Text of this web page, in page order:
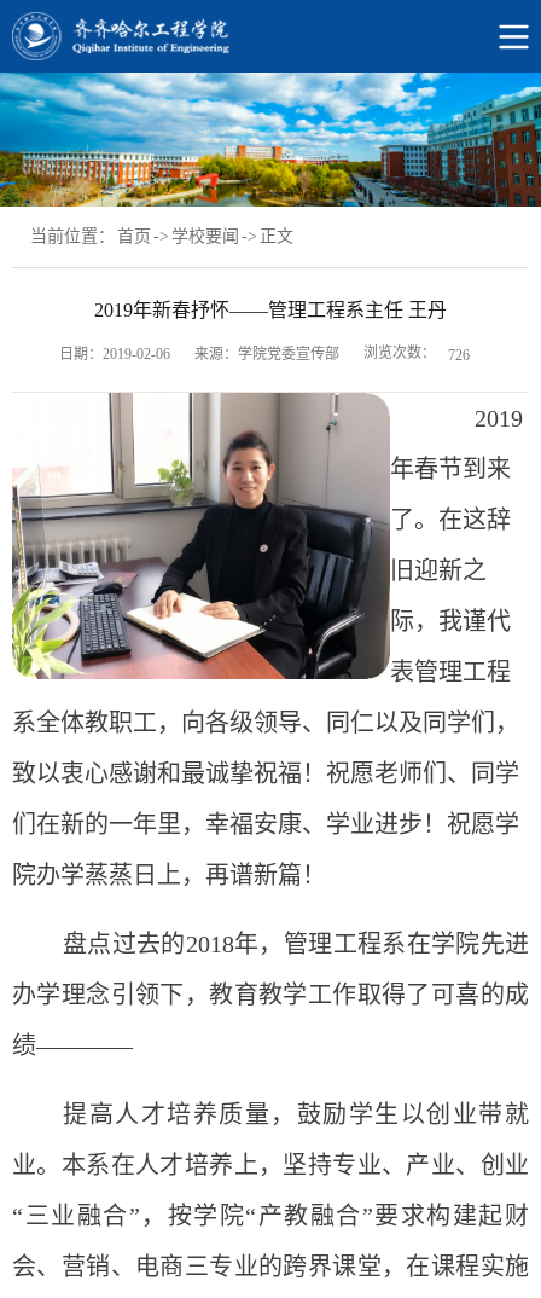
当前位置： 首页 -> 学校要闻 -> 正文
2019年新春抒怀——管理工程系主任 王丹
日期：2019-02-06 来源：学院党委宣传部 浏览次数： 726
2019
年春节到来
了。在这辞
旧迎新之
际，我谨代
表管理工程
系全体教职工，向各级领导、同仁以及同学们，
致以衷心感谢和最诚挚祝福！祝愿老师们、同学
们在新的一年里，幸福安康、学业进步！祝愿学
院办学蒸蒸日上，再谱新篇！
盘点过去的2018年，管理工程系在学院先进
办学理念引领下，教育教学工作取得了可喜的成
绩————
提高人才培养质量，鼓励学生以创业带就
业。本系在人才培养上，坚持专业、产业、创业
“三业融合”，按学院“产教融合”要求构建起财
会、营销、电商三专业的跨界课堂，在课程实施